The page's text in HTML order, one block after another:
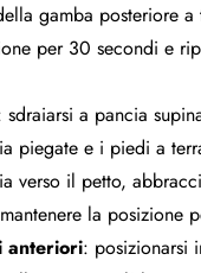
gamba posteriore a
per 30 secondi e
sdraiarsi a pancia
piegate e i piedi a
verso il petto,
la posizione
anteriori: posizionarsi